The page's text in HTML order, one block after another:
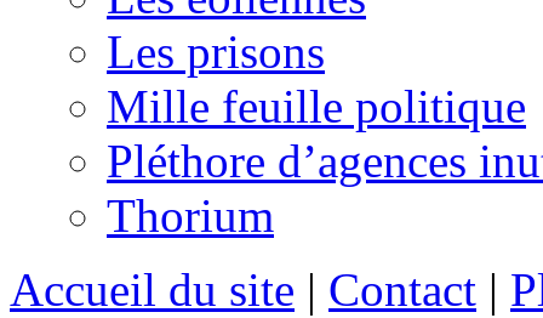
Les prisons
Mille feuille politique
Pléthore d’agences
Thorium
Accueil du site | Contact |